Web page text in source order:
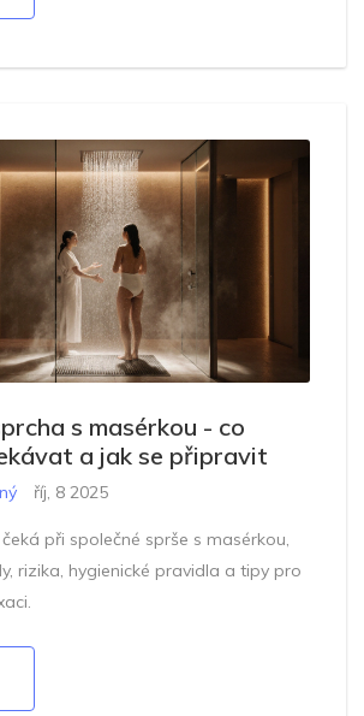
s masérkou - co
a jak se připravit
říj, 8 2025
při společné sprše s masérkou,
rizika, hygienické pravidla a tipy pro